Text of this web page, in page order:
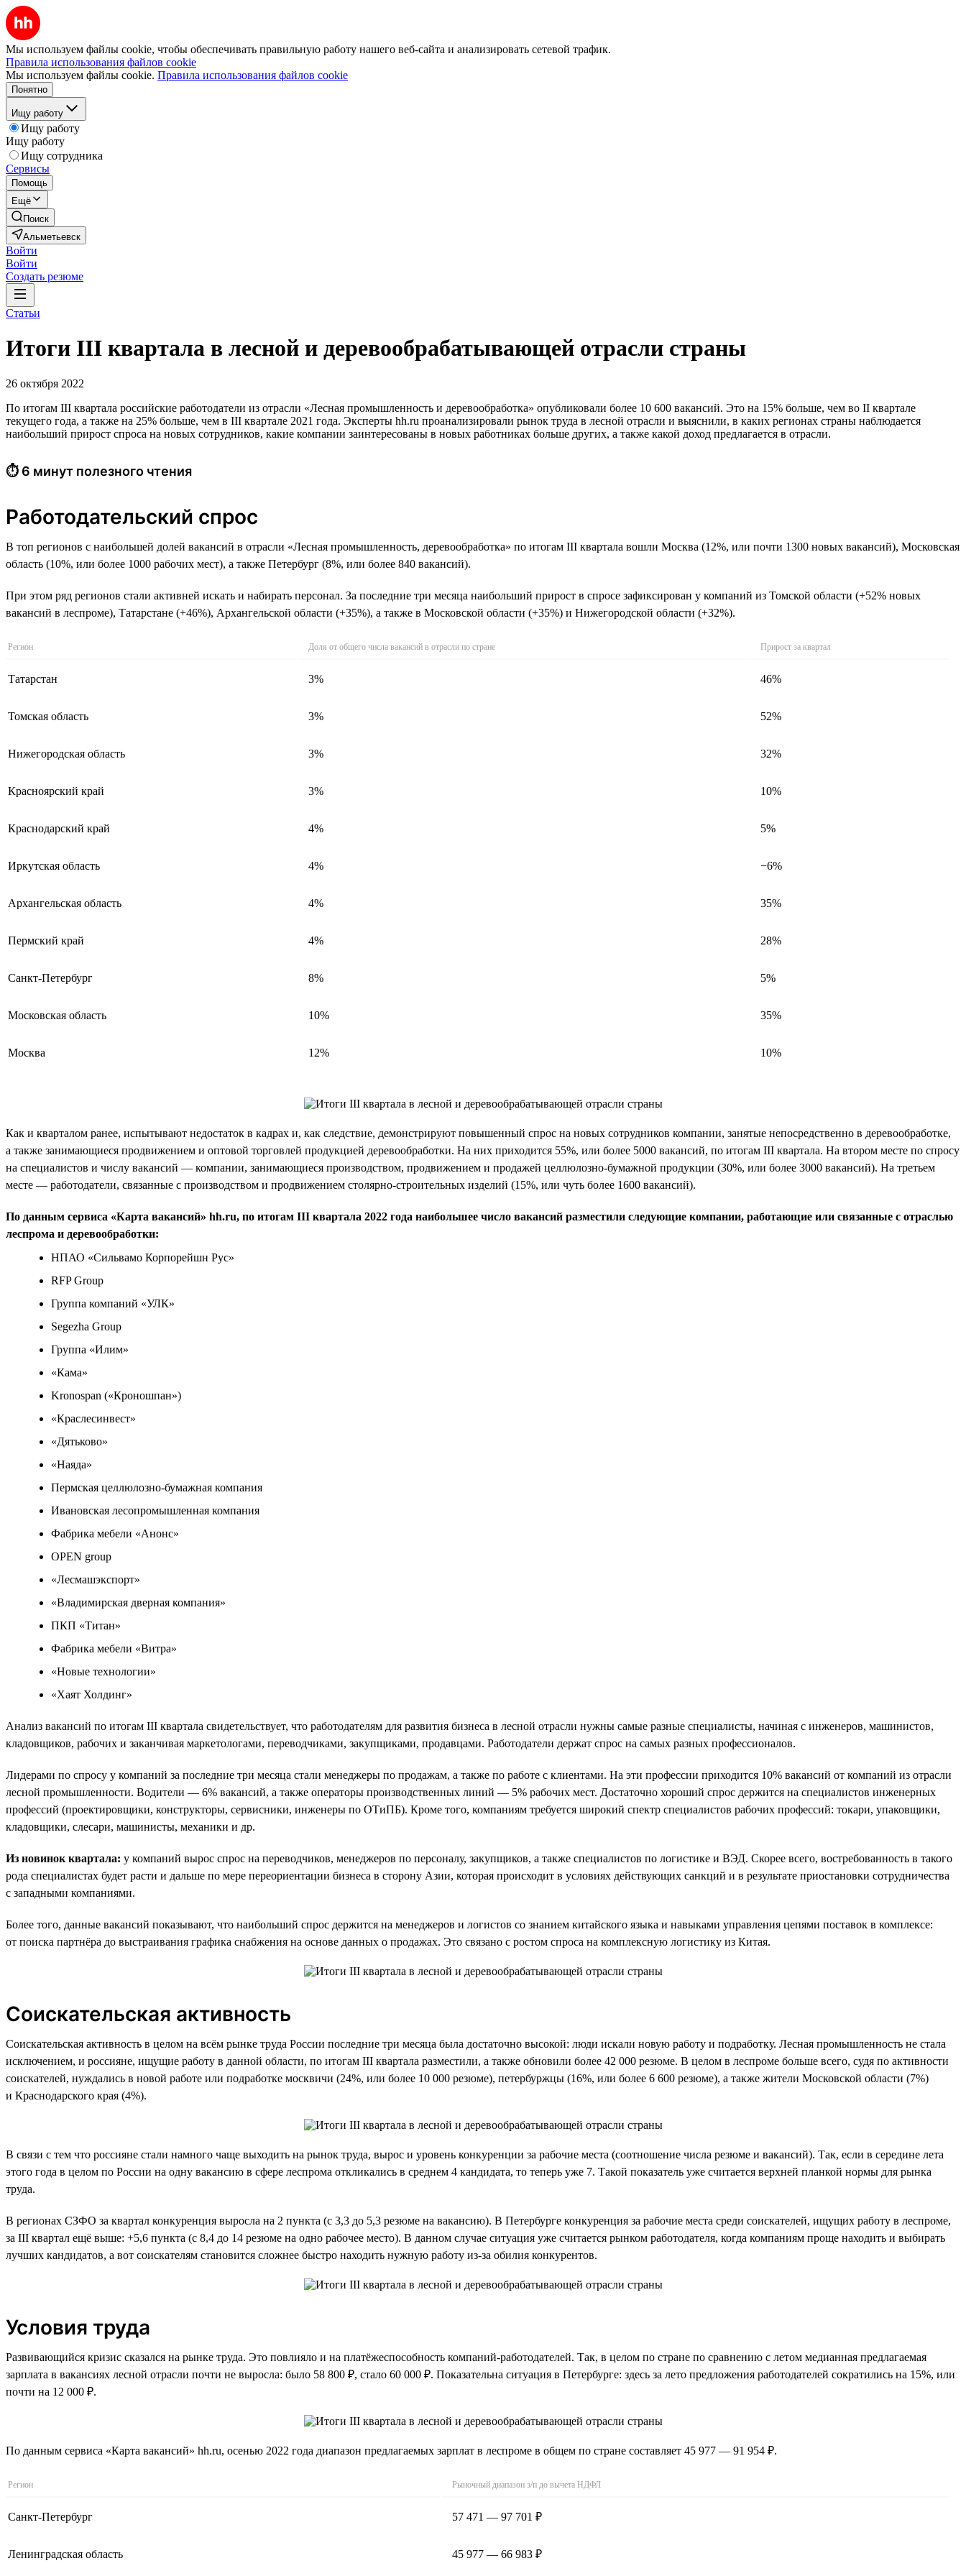
Мы используем файлы cookie, чтобы обеспечивать правильную работу нашего веб-сайта и анализировать сетевой трафик.
Правила использования файлов cookie
Мы используем файлы cookie. Правила использования файлов cookie
Понятно
Ищу работу
Ищу работу
Ищу работу
Ищу сотрудника
Сервисы
Помощь
Ещё
Поиск
Альметьевск
Войти
Войти
Создать резюме
Статьи
Итоги III квартала в лесной и деревообрабатывающей отрасли страны
26 октября 2022
По итогам III квартала российские работодатели из отрасли «Лесная промышленность и деревообработка» опубликовали более 10 600 вакансий. Это на 15% больше, чем во II квартале
текущего года, а также на 25% больше, чем в III квартале 2021 года. Эксперты hh.ru проанализировали рынок труда в лесной отрасли и выяснили, в каких регионах страны наблюдается
наибольший прирост спроса на новых сотрудников, какие компании заинтересованы в новых работниках больше других, а также какой доход предлагается в отрасли.
⏱ 6 минут полезного чтения
Работодательский спрос
В топ регионов с наибольшей долей вакансий в отрасли «Лесная промышленность, деревообработка» по итогам III квартала вошли Москва (12%, или почти 1300 новых вакансий), Московская
область (10%, или более 1000 рабочих мест), а также Петербург (8%, или более 840 вакансий).
При этом ряд регионов стали активней искать и набирать персонал. За последние три месяца наибольший прирост в спросе зафиксирован у компаний из Томской области (+52% новых
вакансий в леспроме), Татарстане (+46%), Архангельской области (+35%), а также в Московской области (+35%) и Нижегородской области (+32%).
Регион Доля от общего числа вакансий в отрасли по стране Прирост за квартал
Татарстан 3% 46%
Томская область 3% 52%
Нижегородская область 3% 32%
Красноярский край 3% 10%
Краснодарский край 4% 5%
Иркутская область 4% −6%
Архангельская область 4% 35%
Пермский край 4% 28%
Санкт-Петербург 8% 5%
Московская область 10% 35%
Москва 12% 10%
Как и кварталом ранее, испытывают недостаток в кадрах и, как следствие, демонстрируют повышенный спрос на новых сотрудников компании, занятые непосредственно в деревообработке,
а также занимающиеся продвижением и оптовой торговлей продукцией деревообработки. На них приходится 55%, или более 5000 вакансий, по итогам III квартала. На втором месте по спросу
на специалистов и числу вакансий — компании, занимающиеся производством, продвижением и продажей целлюлозно-бумажной продукции (30%, или более 3000 вакансий). На третьем
месте — работодатели, связанные с производством и продвижением столярно-строительных изделий (15%, или чуть более 1600 вакансий).
По данным сервиса «Карта вакансий» hh.ru, по итогам III квартала 2022 года наибольшее число вакансий разместили следующие компании, работающие или связанные с отраслью
леспрома и деревообработки:
НПАО «Сильвамо Корпорейшн Рус»
RFP Group
Группа компаний «УЛК»
Segezha Group
Группа «Илим»
«Кама»
Kronospan («Кроношпан»)
«Краслесинвест»
«Дятьково»
«Наяда»
Пермская целлюлозно-бумажная компания
Ивановская лесопромышленная компания
Фабрика мебели «Анонс»
OPEN group
«Лесмашэкспорт»
«Владимирская дверная компания»
ПКП «Титан»
Фабрика мебели «Витра»
«Новые технологии»
«Хаят Холдинг»
Анализ вакансий по итогам III квартала свидетельствует, что работодателям для развития бизнеса в лесной отрасли нужны самые разные специалисты, начиная с инженеров, машинистов,
кладовщиков, рабочих и заканчивая маркетологами, переводчиками, закупщиками, продавцами. Работодатели держат спрос на самых разных профессионалов.
Лидерами по спросу у компаний за последние три месяца стали менеджеры по продажам, а также по работе с клиентами. На эти профессии приходится 10% вакансий от компаний из отрасли
лесной промышленности. Водители — 6% вакансий, а также операторы производственных линий — 5% рабочих мест. Достаточно хороший спрос держится на специалистов инженерных
профессий (проектировщики, конструкторы, сервисники, инженеры по ОТиПБ). Кроме того, компаниям требуется широкий спектр специалистов рабочих профессий: токари, упаковщики,
кладовщики, слесари, машинисты, механики и др.
Из новинок квартала: у компаний вырос спрос на переводчиков, менеджеров по персоналу, закупщиков, а также специалистов по логистике и ВЭД. Скорее всего, востребованность в такого
рода специалистах будет расти и дальше по мере переориентации бизнеса в сторону Азии, которая происходит в условиях действующих санкций и в результате приостановки сотрудничества
с западными компаниями.
Более того, данные вакансий показывают, что наибольший спрос держится на менеджеров и логистов со знанием китайского языка и навыками управления цепями поставок в комплексе:
от поиска партнёра до выстраивания графика снабжения на основе данных о продажах. Это связано с ростом спроса на комплексную логистику из Китая.
Соискательская активность
Соискательская активность в целом на всём рынке труда России последние три месяца была достаточно высокой: люди искали новую работу и подработку. Лесная промышленность не стала
исключением, и россияне, ищущие работу в данной области, по итогам III квартала разместили, а также обновили более 42 000 резюме. В целом в леспроме больше всего, судя по активности
соискателей, нуждались в новой работе или подработке москвичи (24%, или более 10 000 резюме), петербуржцы (16%, или более 6 600 резюме), а также жители Московской области (7%)
и Краснодарского края (4%).
В связи с тем что россияне стали намного чаще выходить на рынок труда, вырос и уровень конкуренции за рабочие места (соотношение числа резюме и вакансий). Так, если в середине лета
этого года в целом по России на одну вакансию в сфере леспрома откликались в среднем 4 кандидата, то теперь уже 7. Такой показатель уже считается верхней планкой нормы для рынка
труда.
В регионах СЗФО за квартал конкуренция выросла на 2 пункта (с 3,3 до 5,3 резюме на вакансию). В Петербурге конкуренция за рабочие места среди соискателей, ищущих работу в леспроме,
за III квартал ещё выше: +5,6 пункта (с 8,4 до 14 резюме на одно рабочее место). В данном случае ситуация уже считается рынком работодателя, когда компаниям проще находить и выбирать
лучших кандидатов, а вот соискателям становится сложнее быстро находить нужную работу из-за обилия конкурентов.
Условия труда
Развивающийся кризис сказался на рынке труда. Это повлияло и на платёжеспособность компаний-работодателей. Так, в целом по стране по сравнению с летом медианная предлагаемая
зарплата в вакансиях лесной отрасли почти не выросла: было 58 800 ₽, стало 60 000 ₽. Показательна ситуация в Петербурге: здесь за лето предложения работодателей сократились на 15%, или
почти на 12 000 ₽.
По данным сервиса «Карта вакансий» hh.ru, осенью 2022 года диапазон предлагаемых зарплат в леспроме в общем по стране составляет 45 977 — 91 954 ₽.
Регион Рыночный диапазон з/п до вычета НДФЛ
Санкт-Петербург 57 471 — 97 701 ₽
Ленинградская область 45 977 — 66 983 ₽